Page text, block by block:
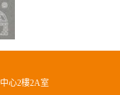
心2樓2A室